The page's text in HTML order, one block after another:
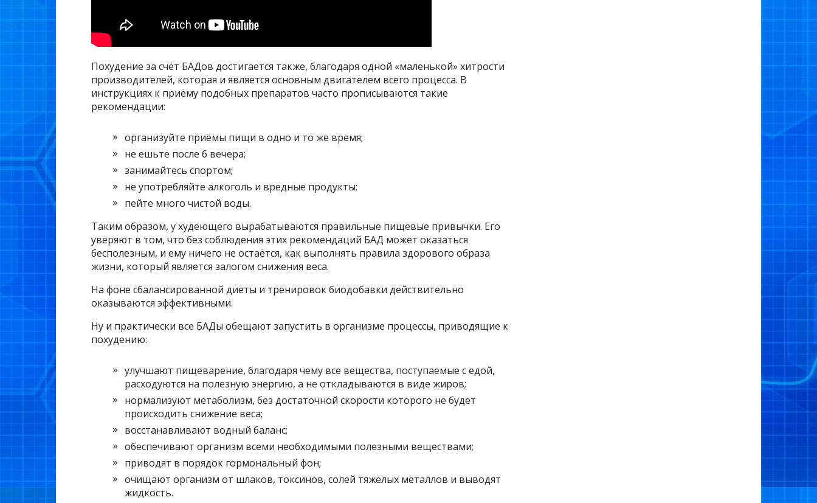
Похудение за счёт БАДов достигается также, благодаря одной «маленькой» хитрости
производителей, которая и является основным двигателем всего процесса. В
инструкциях к приёму подобных препаратов часто прописываются такие
рекомендации:
организуйте приёмы пищи в одно и то же время;
не ешьте после 6 вечера;
занимайтесь спортом;
не употребляйте алкоголь и вредные продукты;
пейте много чистой воды.
Таким образом, у худеющего вырабатываются правильные пищевые привычки. Его
уверяют в том, что без соблюдения этих рекомендаций БАД может оказаться
бесполезным, и ему ничего не остаётся, как выполнять правила здорового образа
жизни, который является залогом снижения веса.
На фоне сбалансированной диеты и тренировок биодобавки действительно
оказываются эффективными.
Ну и практически все БАДы обещают запустить в организме процессы, приводящие к
похудению:
улучшают пищеварение, благодаря чему все вещества, поступаемые с едой,
расходуются на полезную энергию, а не откладываются в виде жиров;
нормализуют метаболизм, без достаточной скорости которого не будет
происходить снижение веса;
восстанавливают водный баланс;
обеспечивают организм всеми необходимыми полезными веществами;
приводят в порядок гормональный фон;
очищают организм от шлаков, токсинов, солей тяжёлых металлов и выводят
жидкость.